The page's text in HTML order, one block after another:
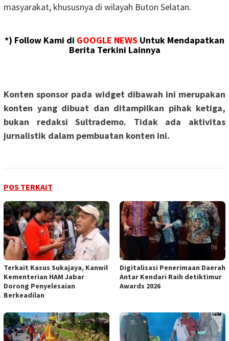
masyarakat, khususnya di wilayah Buton Selatan.
*) Follow Kami di GOOGLE NEWS Untuk Mendapatkan
Berita Terkini Lainnya
Konten sponsor pada widget dibawah ini merupakan
konten yang dibuat dan ditampilkan pihak ketiga,
bukan redaksi Sultrademo. Tidak ada aktivitas
jurnalistik dalam pembuatan konten ini.
POS TERKAIT
‎Terkait Kasus Sukajaya, Kanwil
Kementerian HAM Jabar
‎Dorong Penyelesaian
Berkeadilan
Digitalisasi Penerimaan Daerah
Antar Kendari Raih detiktimur
Awards 2026